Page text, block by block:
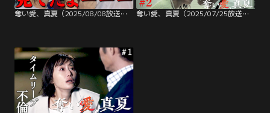
奪い愛、真夏（2025/08/08放送分）第03話 奪い愛、真夏（2025/07/25放送分）第02話